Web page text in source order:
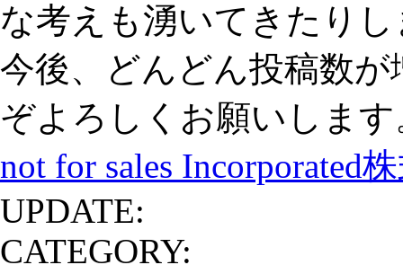
な考えも湧いてきたり
今後、どんどん投稿数
ぞよろしくお願いします
not for sales Incorporated
UPDATE:
CATEGORY: